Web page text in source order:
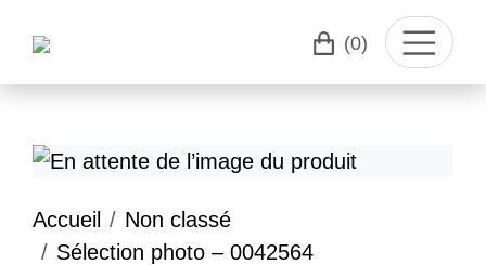
(0)
Accueil
Non classé
Sélection photo – 0042564